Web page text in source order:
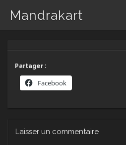
Mandrakart
Partager :
Facebook
Laisser un commentaire